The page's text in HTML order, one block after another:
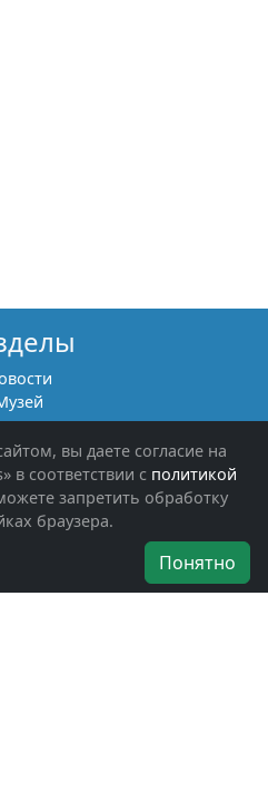
памяти
граждан
СВО и их семьям
награды
вы даете согласие на
в соответствии с политикой
запретить обработку
браузера.
Понятно